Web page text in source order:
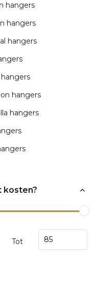
hangers
hangers
hangers
hangers
hangers
kosten?
Tot